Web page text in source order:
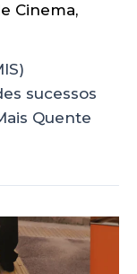
Cinema,
sucessos
Quente